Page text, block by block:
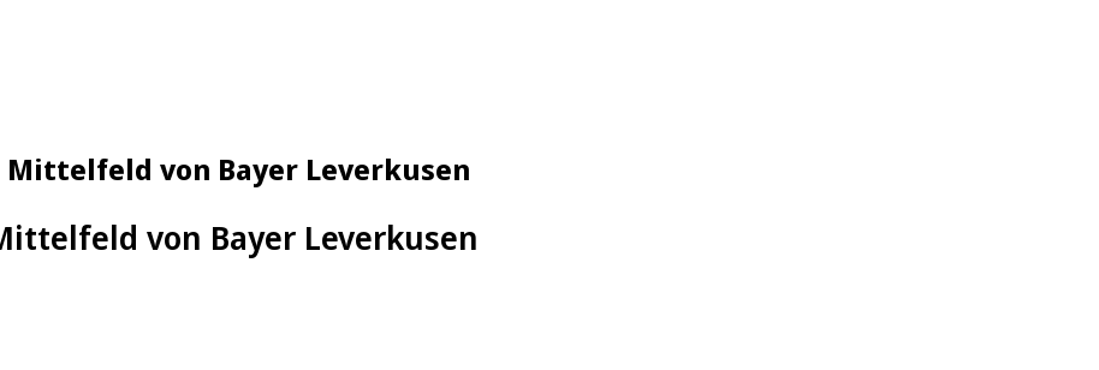
von Bayer Leverkusen
von Bayer Leverkusen